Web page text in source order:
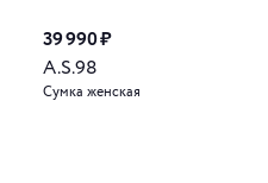
39 990 ₽
A.S.98
Сумка женская